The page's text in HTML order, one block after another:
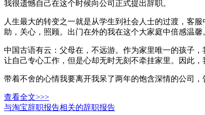
我很遗憾自己在这个时候向公司正式提出辞职。
人生最大的转变之一就是从学生到社会人士的过渡，客
助，关心，照顾。出门在外的我在这个大家庭中倍感温
中国古语有云：父母在，不远游。作为家里唯一的孩子
让自己专心工作，但是心却无时无刻不牵挂家里。因此
带着不舍的心情我要离开我呆了两年的饱含深情的公司
查看全文>>>
与淘宝辞职报告相关的辞职报告